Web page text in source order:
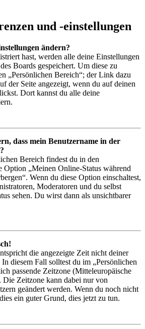
und -einstellungen
ändern?
hast, werden alle deine Einstellungen
Boards gespeichert. Um diese zu
„Persönlichen Bereich“; der Link dazu
der Seite angezeigt, wenn du auf deinen
Dort kannst du alle deine
dass mein Benutzername in der
Bereich findest du in den
Option „Meinen Online-Status während
Wenn du diese Option einschaltest,
Moderatoren und du selbst
sehen. Du wirst dann als unsichtbarer
die angezeigte Zeit nicht deiner
diesem Fall solltest du im „Persönlichen
passende Zeitzone (Mitteleuropäische
Die Zeitzone kann dabei nur von
geändert werden. Wenn du noch nicht
ein guter Grund, dies jetzt zu tun.